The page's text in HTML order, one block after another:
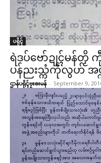
© ဌာ
ပရိုၚ်
ရဲဒပ်ဗော်ဍုၚ်မန်တၟိ
ပန်ညးသ္ကံကဵုလွဟ် အပ္
ဌာန်ပရိုၚ်ဗၠးၜးမန် - September 9,